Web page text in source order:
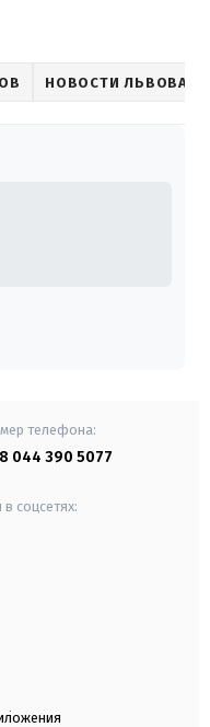
НОВОСТИ ЛЬВОВА
телефона:
044 390 5077
соцсетях: